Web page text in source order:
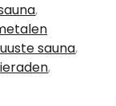
,
sauna,
,